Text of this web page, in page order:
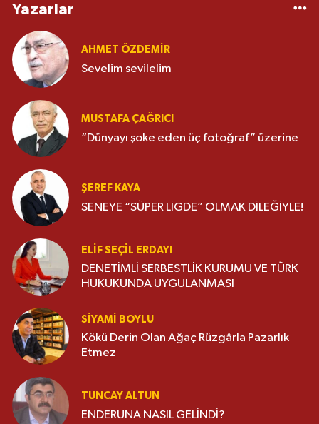
Yazarlar
AHMET ÖZDEMIR
Sevelim sevilelim
MUSTAFA ÇAĞRICI
“Dünyayı şoke eden üç fotoğraf” üzerine
ŞEREF KAYA
SENEYE “SÜPER LİGDE” OLMAK DİLEĞİYLE!
ELIF SEÇIL ERDAYI
DENETİMLİ SERBESTLİK KURUMU VE TÜRK
HUKUKUNDA UYGULANMASI
SIYAMI BOYLU
Kökü Derin Olan Ağaç Rüzgârla Pazarlık
Etmez
TUNCAY ALTUN
ENDERUNA NASIL GELİNDİ?